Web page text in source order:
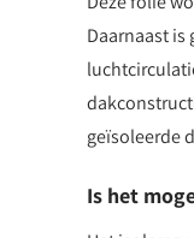
Daarnaast
geïsoleerde
Is het